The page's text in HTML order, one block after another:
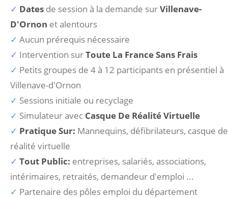
Dates de session à la demande surVillenave-
D'Ornon et alentours
Aucun prérequis nécessaire
Intervention surToute La France Sans Frais
Petits groupes de 4 à 12 participants en présentiel à
Villenave-d'Ornon
Sessions initiale ou recyclage
Simulateur avec Casque De Réalité Virtuelle
Pratique Sur: Mannequins, défibrilateurs, casque de
réalité virtuelle
Tout Public: entreprises, salariés, associations,
intérimaires, retraités, demandeur d'emploi ...
Partenaire des pôles emploi du département